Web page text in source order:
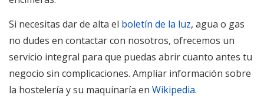
Si necesitas dar de alta el boletín de la luz, agua o gas
no dudes en contactar con nosotros, ofrecemos un
servicio integral para que puedas abrir cuanto antes tu
negocio sin complicaciones. Ampliar información sobre
la hostelería y su maquinaría en Wikipedia.